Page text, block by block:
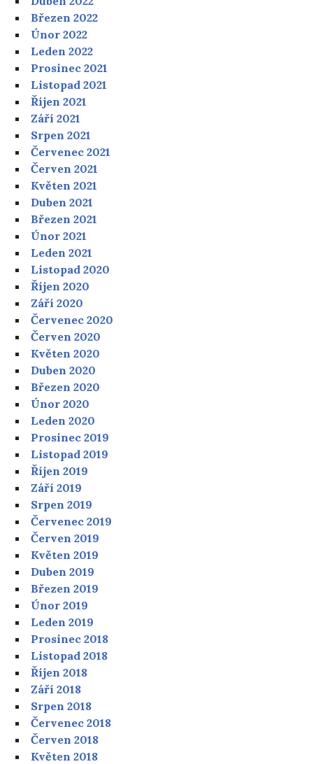
Březen 2022
Únor 2022
Leden 2022
Prosinec 2021
Listopad 2021
Říjen 2021
Září 2021
Srpen 2021
Červenec 2021
Červen 2021
Květen 2021
Duben 2021
Březen 2021
Únor 2021
Leden 2021
Listopad 2020
Říjen 2020
Září 2020
Červenec 2020
Červen 2020
Květen 2020
Duben 2020
Březen 2020
Únor 2020
Leden 2020
Prosinec 2019
Listopad 2019
Říjen 2019
Září 2019
Srpen 2019
Červenec 2019
Červen 2019
Květen 2019
Duben 2019
Březen 2019
Únor 2019
Leden 2019
Prosinec 2018
Listopad 2018
Říjen 2018
Září 2018
Srpen 2018
Červenec 2018
Červen 2018
Květen 2018